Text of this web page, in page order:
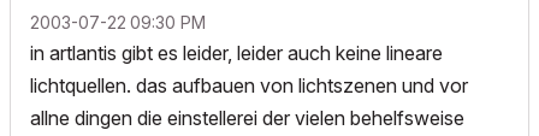
‎2003-07-22 09:30 PM
in artlantis gibt es leider, leider auch keine lineare
lichtquellen. das aufbauen von lichtszenen und vor
allne dingen die einstellerei der vielen behelfsweise